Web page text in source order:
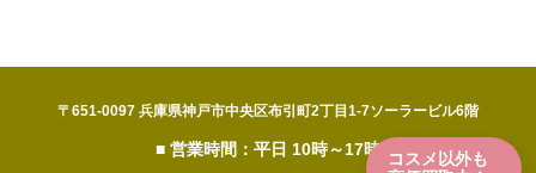
〒651-0097 兵庫県神戸市中央区布引町2丁目1-7ソーラービル6階
■ 営業時間：平日 10時～17時
コスメ以外も